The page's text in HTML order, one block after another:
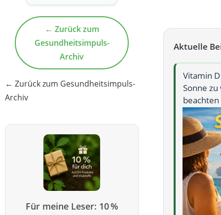
← Zurück zum
Gesundheitsimpuls-
Archiv
← Zurück zum Gesundheitsimpuls-
Archiv
Für meine Leser: 10 %
Aktuelle
Vitamin
Sonne